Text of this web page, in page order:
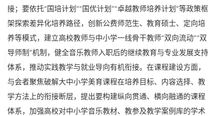
接；要依托“国培计划”“国优计划”“卓越教师培养计划”等政策框
架探索差异化培养路径，创新公费师范生、教育硕士、定向培
养等模式，建立高校教师与中小学一线骨干教师“双向流动”“双
导师制”机制，健全音乐教师入职后的继续教育与专业发展支持
体系，推动实践教学与就业导向有机衔接。在课程建设方面，
与会者聚焦破解大中小学美育课程在培养目标、内容选择、教
学方法上的衔接断层，提出要构建纵向贯通、横向融通的课程
体系，加强高校对中小学音乐教材、教参及教学案例库的学术